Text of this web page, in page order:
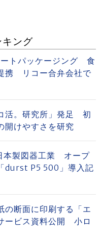
キング
トパッケージング 食
携 リコー合弁会社で
活。研究所」発足 初
開けやすさを研究
本製図器工業 オープ
durst P5 500」導入記
断面に印刷する「エ
ービス資料公開 小ロ